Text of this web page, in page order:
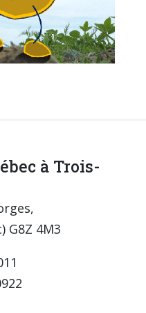
à Trois-
G8Z 4M3